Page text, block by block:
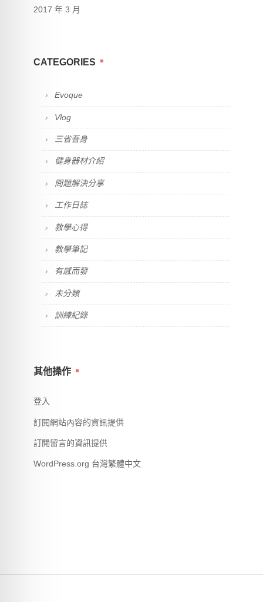
2017 年 3 月
CATEGORIES
Evoque
Vlog
三省吾身
健身器材介紹
問題解決分享
工作日誌
教學心得
教學筆記
有感而發
未分類
訓練紀錄
其他操作
登入
訂閱網站內容的資訊提供
訂閱留言的資訊提供
WordPress.org 台灣繁體中文